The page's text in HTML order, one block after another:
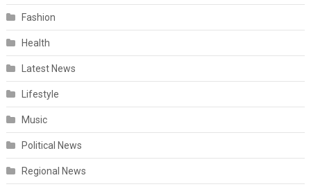
Fashion
Health
Latest News
Lifestyle
Music
Political News
Regional News